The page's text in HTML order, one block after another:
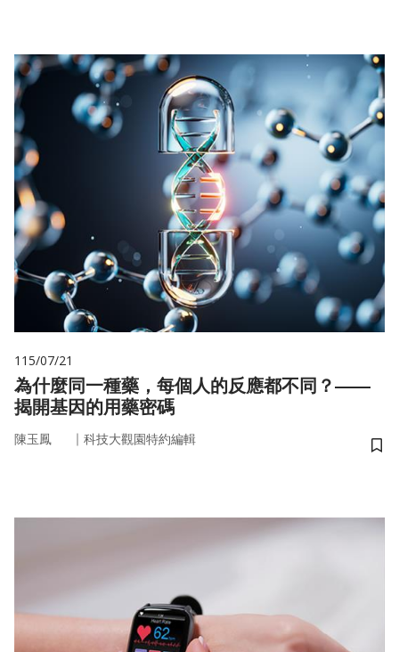
115/07/21
為什麼同一種藥，每個人的反應都不同？——
揭開基因的用藥密碼
陳玉鳳 ｜ 科技大觀園特約編輯
儲